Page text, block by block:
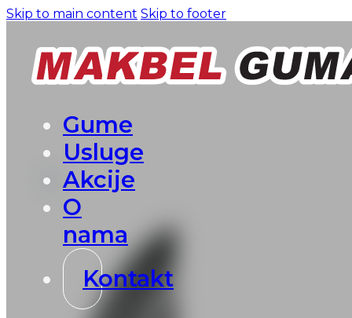
Skip to main content Skip to footer
Gume
Usluge
Akcije
O
nama
Kontakt